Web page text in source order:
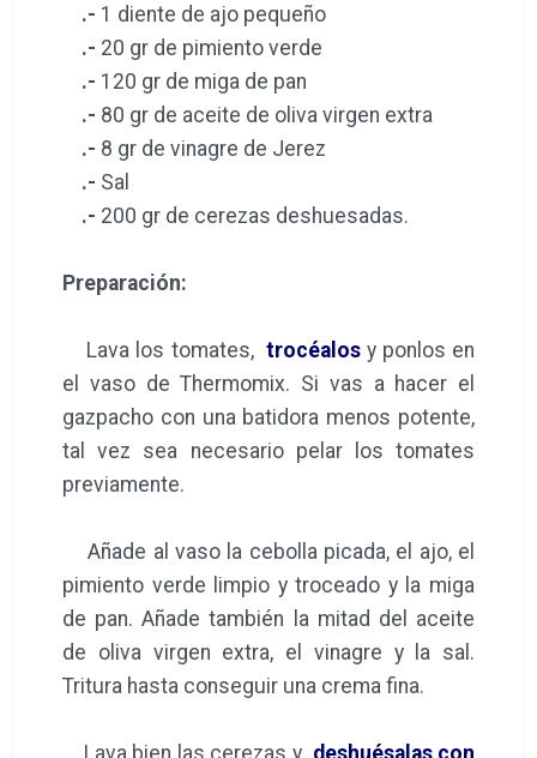
.- 1 diente de ajo pequeño
.- 20 gr de pimiento verde
.- 120 gr de miga de pan
.- 80 gr de aceite de oliva virgen extra
.- 8 gr de vinagre de Jerez
.- Sal
.- 200 gr de cerezas deshuesadas.
Preparación:
Lava los tomates, trocéalos y ponlos en
el vaso de Thermomix. Si vas a hacer el
gazpacho con una batidora menos potente,
tal vez sea necesario pelar los tomates
previamente.
Añade al vaso la cebolla picada, el ajo, el
pimiento verde limpio y troceado y la miga
de pan. Añade también la mitad del aceite
de oliva virgen extra, el vinagre y la sal.
Tritura hasta conseguir una crema fina.
Lava bien las cerezas y deshuésalas con